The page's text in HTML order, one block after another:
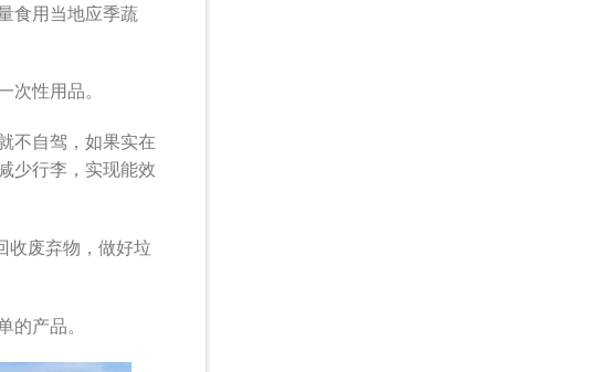
食用当地应季蔬
次性用品。
不自驾，如果实在
少行李，实现能效
收废弃物，做好垃
的产品。